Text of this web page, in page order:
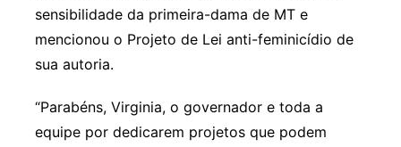
sensibilidade da primeira-dama de MT e
mencionou o Projeto de Lei anti-feminicídio de
sua autoria.
“Parabéns, Virginia, o governador e toda a
equipe por dedicarem projetos que podem